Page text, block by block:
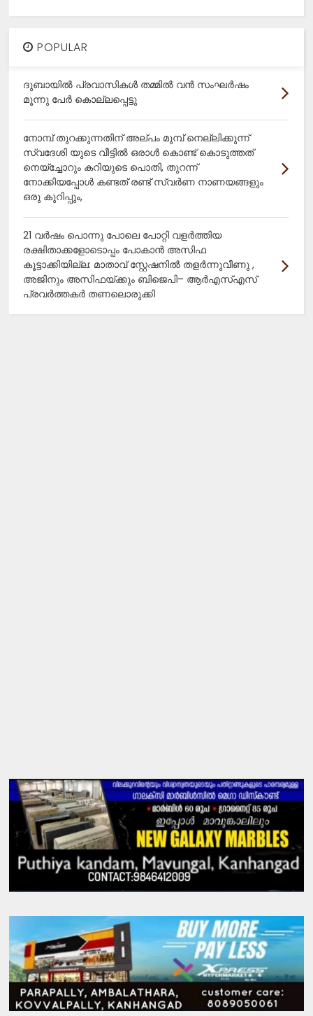
POPULAR
ദുബായിൽ പ്രവാസികൾ തമ്മിൽ വൻ സംഘർഷം
മൂന്നു പേർ കൊല്ലപ്പെട്ടു
നോമ്പ് തുറക്കുന്നതിന് അല്പം മുമ്പ് നെല്ലിക്കുന്ന്
സ്വദേശി യുടെ വീട്ടിൽ ഒരാൾ കൊണ്ട് കൊടുത്തത്
നെയ്ച്ചോറും കറിയുടെ പൊതി, തുറന്ന്
നോക്കിയപ്പോൾ കണ്ടത് രണ്ട് സ്വർണ നാണയങ്ങളും
ഒരു കുറിപ്പും,
21 വർഷം പൊന്നു പോലെ പോറ്റി വളർത്തിയ
രക്ഷിതാക്കളോടൊപ്പം പോകാൻ അസിഫ
കൂട്ടാക്കിയില്ല: മാതാവ് സ്റ്റേഷനിൽ തളർന്നുവീണു ,
അജിനും അസിഫയ്ക്കും ബിജെപി– ആർഎസ്എസ്
പ്രവർത്തകർ തണലൊരുക്കി